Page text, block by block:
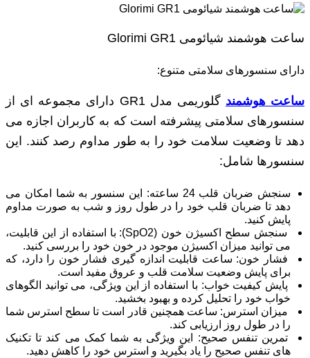
ساعت هوشمند شیائومی Glorimi GR1
دارای سنسورهای سلامتی متنوع:
ساعت هوشمند
گلوریمی مدل GR1 دارای مجموعه ‌ای از
سنسورهای سلامتی پیشرفته است که به کاربران اجازه می
‌دهد تا وضعیت سلامت خود را به طور مداوم رصد کنند. این
سنسورها شامل:
سنجش ضربان قلب 24 ساعته: این سنسور به شما امکان می‌
دهد تا ضربان قلب خود را در طول روز و شب به صورت مداوم
پایش کنید.
سنجش سطح اکسیژن خون (SpO2): با استفاده از این قابلیت،
می ‌توانید میزان اکسیژن موجود در خون خود را بررسی کنید.
فشار خون: ساعت قابلیت اندازه ‌گیری فشار خون را دارد، که
برای پایش وضعیت سلامت قلب و عروق مفید است.
پایش کیفیت خواب: با استفاده از این ویژگی، می‌ توانید الگوهای
خواب خود را تحلیل کرده و بهبود بخشید.
میزان استرس: ساعت همچنین قادر است تا سطح استرس شما
را در طول روز ارزیابی کند.
تمرین تنفس صحیح: این ویژگی به شما کمک می‌ کند تا تکنیک
‌های تنفس صحیح را یاد بگیرید و استرس خود را کاهش دهید.